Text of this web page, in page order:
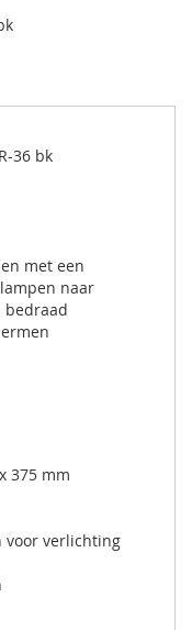
36 bk
met een
naar
bedraad
375 mm
voor verlichting